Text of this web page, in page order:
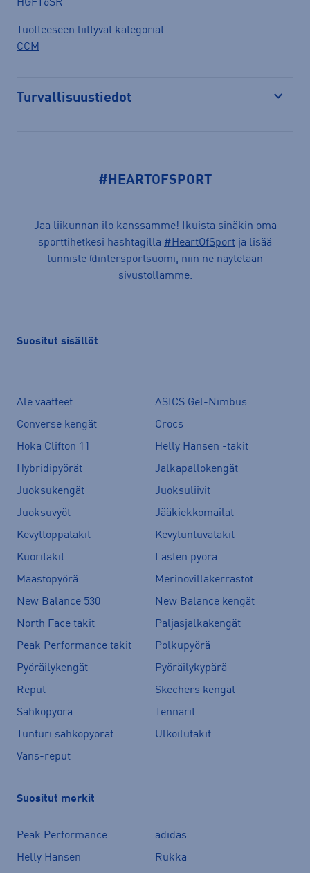
HGFT6SR
Tuotteeseen liittyvät kategoriat
CCM
Turvallisuustiedot
#HEARTOFSPORT
Jaa liikunnan ilo kanssamme! Ikuista sinäkin oma
sporttihetkesi hashtagilla #HeartOfSport ja lisää
tunniste @intersportsuomi, niin ne näytetään
sivustollamme.
Suositut sisällöt
Ale vaatteet
ASICS Gel-Nimbus
Converse kengät
Crocs
Hoka Clifton 11
Helly Hansen -takit
Hybridipyörät
Jalkapallokengät
Juoksukengät
Juoksuliivit
Juoksuvyöt
Jääkiekkomailat
Kevyttoppatakit
Kevytuntuvatakit
Kuoritakit
Lasten pyörä
Maastopyörä
Merinovillakerrastot
New Balance 530
New Balance kengät
North Face takit
Paljasjalkakengät
Peak Performance takit
Polkupyörä
Pyöräilykengät
Pyöräilykypärä
Reput
Skechers kengät
Sähköpyörä
Tennarit
Tunturi sähköpyörät
Ulkoilutakit
Vans-reput
Suositut merkit
Peak Performance
adidas
Helly Hansen
Rukka